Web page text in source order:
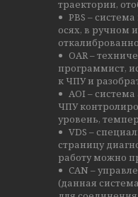
траектории,
PBS –
осях, в ручном
OAR –
программист,
к ЧПУ и
AOI –
ЧПУ
уровень,
VDS –
страницу
работу можно
CAN –
(данная